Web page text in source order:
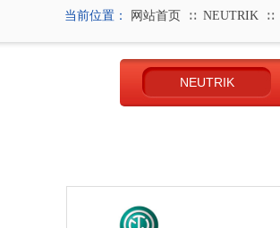
当前位置： 网站首页 ∷ NEUTRIK ∷
NEUTRIK